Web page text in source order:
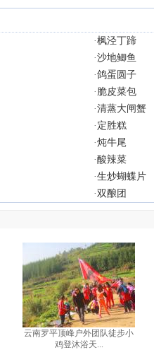
·枫泾丁蹄
·沙地鲫鱼
·鸽蛋圆子
· 脆皮菜包
·清蒸大闸蟹
· 定胜糕
·炖牛尾
·酸辣菜
·生炒蝴蝶片
·双酿团
云南罗平顶峰户外团队徒步小
鸡登沐浴天...